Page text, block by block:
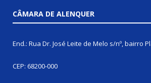
CÂMARA DE ALENQUER
End.: Rua Dr. José Leite de Melo s/nº, bairro
CEP: 68200-000